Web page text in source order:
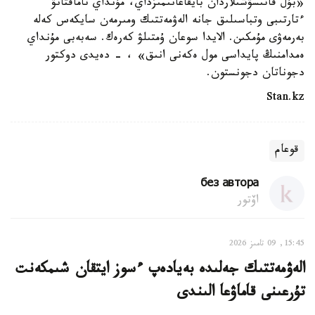
«بۇل قاتىسۋشىلاردان بايقاعانىمىزداي، مۇنداي تاماقتانۋ
ءتارتىبى وتباسىلىق جانە الەۋمەتتىك ومىرمەن سايكەس كەلە
بەرمەۋى مۇمكىن. الايدا سوعان ۇمتىلۋ كەرەك. سەبەبى مۇنداي
ەمدامنىڭ پايداسى مول ەكەنى انىق» ، - دەيدى دوكتور
دجوناتان دجونستون.
Stan.kz
قوعام
без автора
اۆتور
15:45, 09 تامىز 2026
الەۋمەتتىك جەلىدە بەيادەپ ءسوز ايتقان شىمكەنت
تۇرعىنى قاماۋعا الىندى